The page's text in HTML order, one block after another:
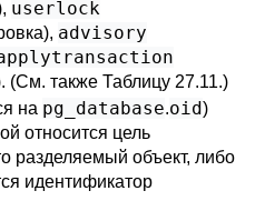
userlock
advisory
(См. также Таблицу 27.11.)
на pg_database.oid)
относится цель
разделяемый объект, либо
идентификатор